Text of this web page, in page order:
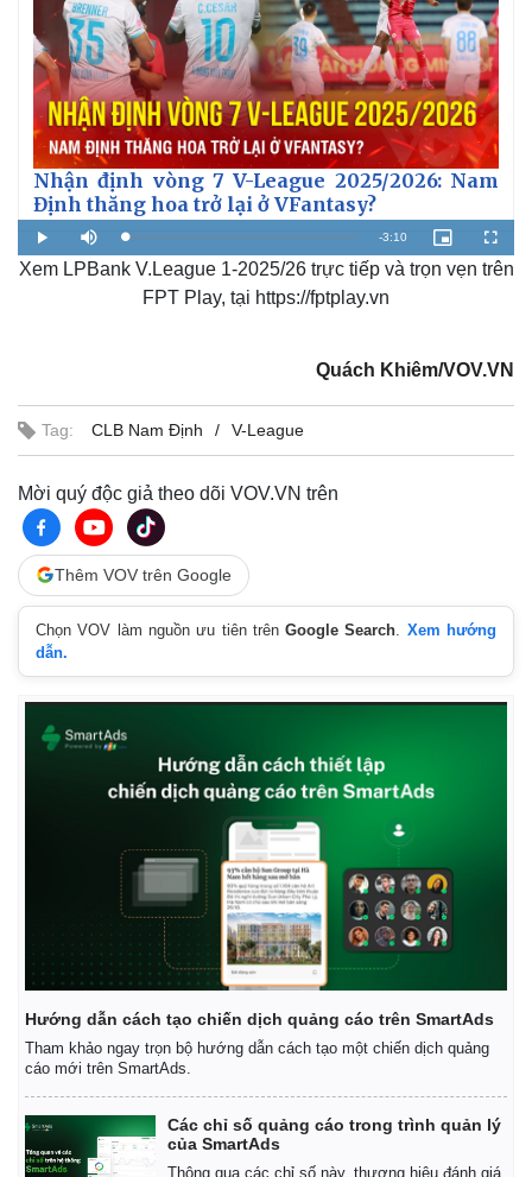
Thế giới
Quan sát
Cuộc sống đó đây
Hồ sơ
Multimedia
Video
Ảnh
E-Magazine
Infographic
Nhận định vòng 7 V-League 2025/2026: Nam
Định thăng hoa trở lại ở VFantasy?
P
l
a
y
M
u
t
e
L
a
d
R
e
m
m
-3:10
P
i
c
-
P
t
F
u
l
Xem LPBank V.League 1-2025/26 trực tiếp và trọn vẹn trên
FPT Play, tại https://fptplay.vn
Quách Khiêm/VOV.VN
Tag: CLB Nam Định V-League
Mời quý độc giả theo dõi VOV.VN trên
Thêm VOV trên Google
Chọn VOV làm nguồn ưu tiên trênGoogle Search
Xem hướng
dẫn.
Hướng dẫn cách tạo chiến dịch quảng cáo trên SmartAds
Tham khảo ngay trọn bộ hướng dẫn cách tạo một chiến dịch quảng
cáo mới trên SmartAds.
Các chỉ số quảng cáo trong trình quản lý
của SmartAds
Thông qua các chỉ số này, thương hiệu đánh giá